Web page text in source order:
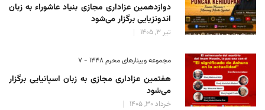
دوازدهمین عزاداری مجازی بنیاد عاشوراء به زبان
اندونزیایی برگزار می‌شود
تیر 3, 1405
مجموعه وبینارهای محرم 1448 - 7
هفتمین عزاداری مجازی به زبان اسپانیایی برگزار
می‌شود
خرداد 30, 1405